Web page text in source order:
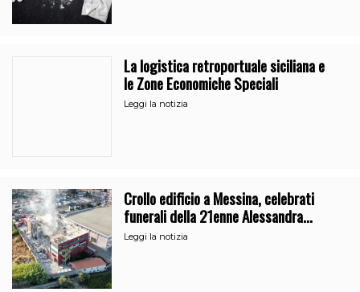
La logistica retroportuale siciliana e
le Zone Economiche Speciali
Leggi la notizia
Crollo edificio a Messina, celebrati
funerali della 21enne Alessandra
Frazzica
Leggi la notizia